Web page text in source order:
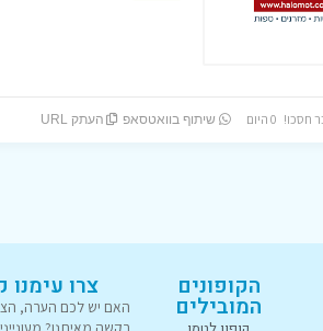
שיתוף בוואטסאפ העתק URL
הקופונים
המובילים
צרו
האם יש לכם הערה,